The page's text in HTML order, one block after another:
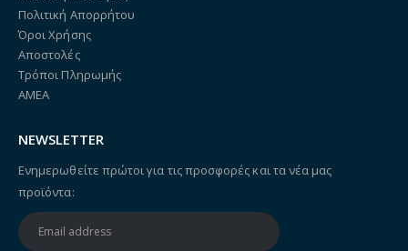
Πολιτική Απορρήτου
Όροι Χρήσης
Αποστολές
Τρόποι Πληρωμής
ΑΜΕΑ
NEWSLETTER
Ενημερωθείτε πρώτοι για τις προσφορές και τα νέα μας
προϊόντα: